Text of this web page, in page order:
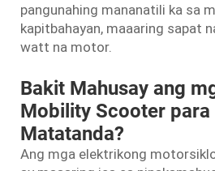
pangunahing mananatili ka sa
kapitbahayan, maaaring sapat
watt na motor.
Bakit Mahusay ang
Mobility Scooter para
Matatanda?
Ang mga elektrikong